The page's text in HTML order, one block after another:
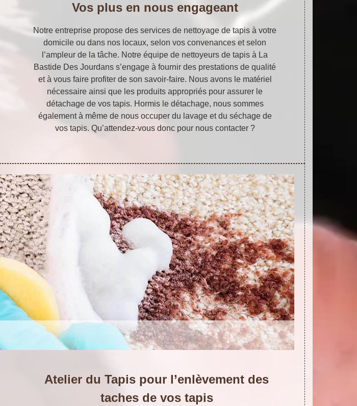
Vos plus en nous engageant
Notre entreprise propose des services de nettoyage de tapis à votre
domicile ou dans nos locaux, selon vos convenances et selon
l’ampleur de la tâche. Notre équipe de nettoyeurs de tapis à La
Bastide Des Jourdans s’engage à fournir des prestations de qualité
et à vous faire profiter de son savoir-faire. Nous avons le matériel
nécessaire ainsi que les produits appropriés pour assurer le
détachage de vos tapis. Hormis le détachage, nous sommes
également à même de nous occuper du lavage et du séchage de
vos tapis. Qu’attendez-vous donc pour nous contacter ?
Atelier du Tapis pour l’enlèvement des
taches de vos tapis